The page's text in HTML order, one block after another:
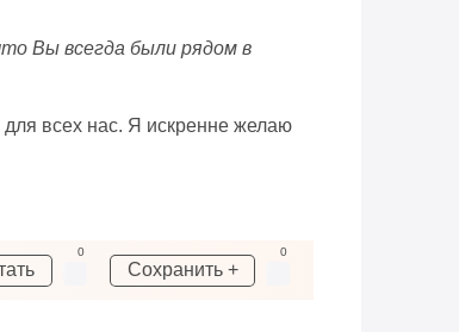
Вы всегда были рядом в
всех нас. Я искренне желаю
0
Сохранить +
0